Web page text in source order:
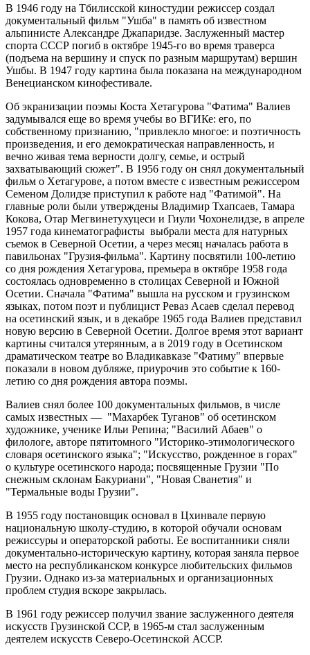
В 1946 году на Тбилисской киностудии режиссер создал
документальный фильм "Ушба" в память об известном
альпинисте Александре Джапаридзе. Заслуженный мастер
спорта СССР погиб в октябре 1945-го во время траверса
(подъема на вершину и спуск по разным маршрутам) вершин
Ушбы. В 1947 году картина была показана на международном
Венецианском кинофестивале.
Об экранизации поэмы Коста Хетагурова "Фатима" Валиев
задумывался еще во время учебы во ВГИКе: его, по
собственному признанию, "привлекло многое: и поэтичность
произведения, и его демократическая направленность, и
вечно живая тема верности долгу, семье, и острый
захватывающий сюжет". В 1956 году он снял документальный
фильм о Хетагурове, а потом вместе с известным режиссером
Семеном Долидзе приступил к работе над "Фатимой". На
главные роли были утверждены Владимир Тхапсаев, Тамара
Кокова, Отар Мегвинетухуцеси и Гиули Чохонелидзе, в апреле
1957 года кинематографисты выбрали места для натурных
съемок в Северной Осетии, а через месяц началась работа в
павильонах "Грузия-фильма". Картину посвятили 100-летию
со дня рождения Хетагурова, премьера в октябре 1958 года
состоялась одновременно в столицах Северной и Южной
Осетии. Сначала "Фатима" вышла на русском и грузинском
языках, потом поэт и публицист Реваз Асаев сделал перевод
на осетинский язык, и в декабре 1965 года Валиев представил
новую версию в Северной Осетии. Долгое время этот вариант
картины считался утерянным, а в 2019 году в Осетинском
драматическом театре во Владикавказе "Фатиму" впервые
показали в новом дубляже, приурочив это событие к 160-
летию со дня рождения автора поэмы.
Валиев снял более 100 документальных фильмов, в числе
самых известных — "Махарбек Туганов" об осетинском
художнике, ученике Ильи Репина; "Василий Абаев" о
филологе, авторе пятитомного "Историко-этимологического
словаря осетинского языка"; "Искусство, рожденное в горах"
о культуре осетинского народа; посвященные Грузии "По
снежным склонам Бакуриани", "Новая Сванетия" и
"Термальные воды Грузии".
В 1955 году постановщик основал в Цхинвале первую
национальную школу-студию, в которой обучали основам
режиссуры и операторской работы. Ее воспитанники сняли
документально-историческую картину, которая заняла первое
место на республиканском конкурсе любительских фильмов
Грузии. Однако из-за материальных и организационных
проблем студия вскоре закрылась.
В 1961 году режиссер получил звание заслуженного деятеля
искусств Грузинской ССР, в 1965-м стал заслуженным
деятелем искусств Северо-Осетинской АССР.